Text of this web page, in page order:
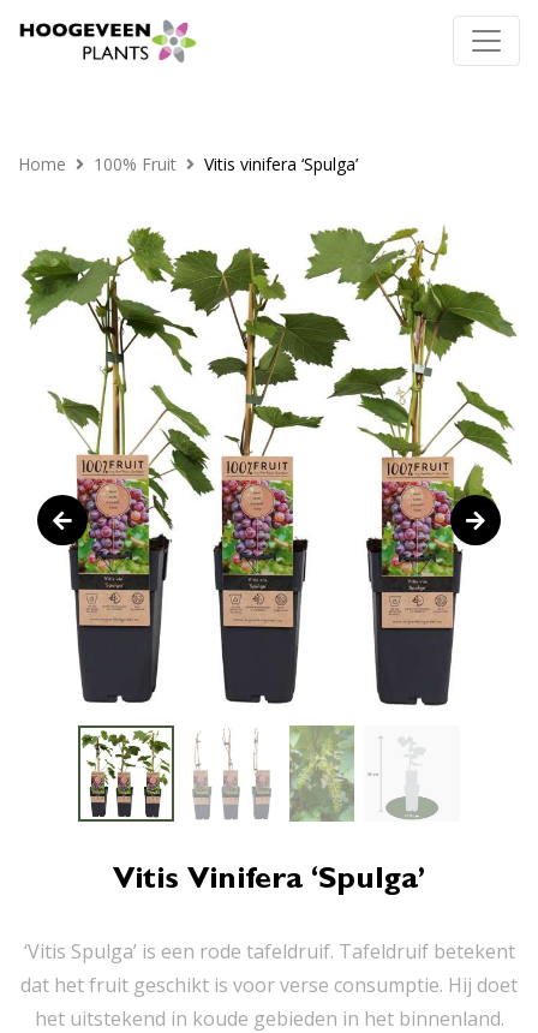
Home 100% Fruit Vitis vinifera ‘Spulga’
Vitis Vinifera ‘Spulga’
‘Vitis Spulga’ is een rode tafeldruif. Tafeldruif betekent
dat het fruit geschikt is voor verse consumptie. Hij doet
het uitstekend in koude gebieden in het binnenland.